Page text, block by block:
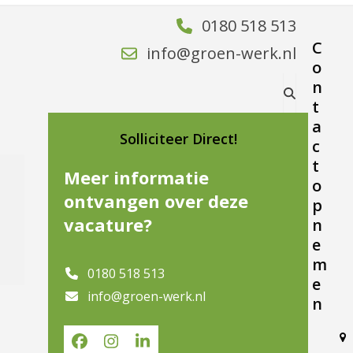
0180 518 513
info@groen-werk.nl
Solliciteer Direct!
Meer informatie
ontvangen over deze
vacature?
0180 518 513
info@groen-werk.nl
Facebook
Instagram
LinkedIn
C
o
n
t
a
c
t
o
p
n
e
m
e
n